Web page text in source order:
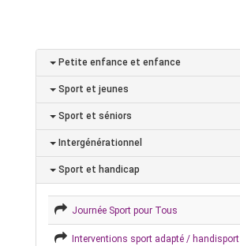
Petite enfance et enfance
Sport et jeunes
Sport et séniors
Intergénérationnel
Sport et handicap
Journée Sport pour Tous
Interventions sport adapté / handisport